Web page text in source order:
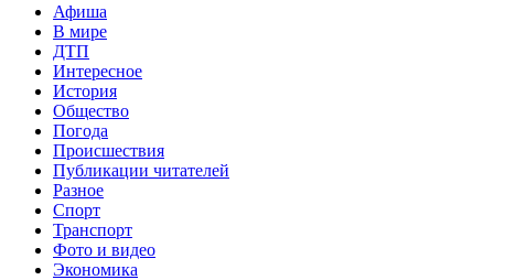
Афиша
В мире
ДТП
Интересное
История
Общество
Погода
Происшествия
Публикации читателей
Разное
Спорт
Транспорт
Фото и видео
Экономика